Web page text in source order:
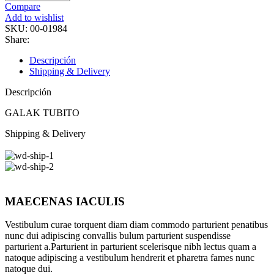
Compare
Add to wishlist
SKU: 00-01984
Share:
Descripción
Shipping & Delivery
Descripción
GALAK TUBITO
Shipping & Delivery
MAECENAS IACULIS
Vestibulum curae torquent diam diam commodo parturient penatibus
nunc dui adipiscing convallis bulum parturient suspendisse
parturient a.Parturient in parturient scelerisque nibh lectus quam a
natoque adipiscing a vestibulum hendrerit et pharetra fames nunc
natoque dui.